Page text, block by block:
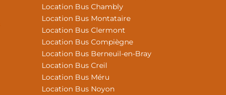
Location Bus Chambly
Location Bus Montataire
Location Bus Clermont
Location Bus Compiègne
Location Bus Berneuil-en-Bray
Location Bus Creil
Location Bus Méru
Location Bus Noyon